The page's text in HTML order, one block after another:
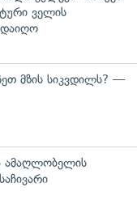
ველის
მზის სიკვდილს? —
ამაღლობელის